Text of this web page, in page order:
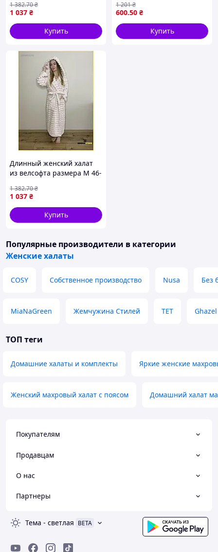
удобная домашняя одежда
для женщин стор1
1 037 ₴
1 382.70₴
Купить
арт.s-78 18ХL
600.50 ₴
1 201₴
Купить
Длинный женский халат
из велсофта размера М 46-
изделие из микрофибры
для дома стор1
1 037 ₴
1 382.70₴
Купить
Популярные производители в категории
Женские халаты
COSY Собственное производство Nusa Без
MiaNaGreen Жемчужина Стилей ТЕТ Ghazel
ТОП теги
Домашние халаты и комплекты Яркие женские
Женский махровый халат с поясом Домашний халат
Покупателям
Продавцам
О нас
Партнеры
Тема - светлая BETA